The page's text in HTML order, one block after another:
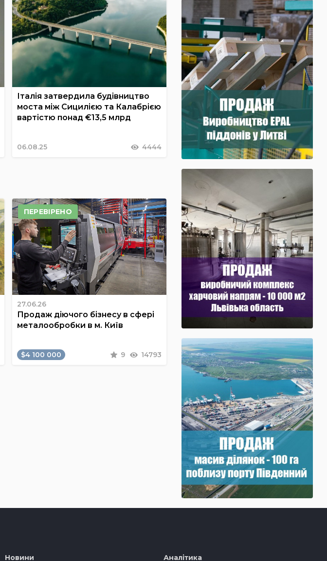
Італія затвердила будівництво
моста між Сицилією та Калабрією
вартістю понад €13,5 млрд
06.08.25 4444
ПЕРЕВІРЕНО
27.06.26
Продаж діючого бізнесу в сфері
металообробки в м. Київ
$4 100 000 9 14793
Новини Аналітика